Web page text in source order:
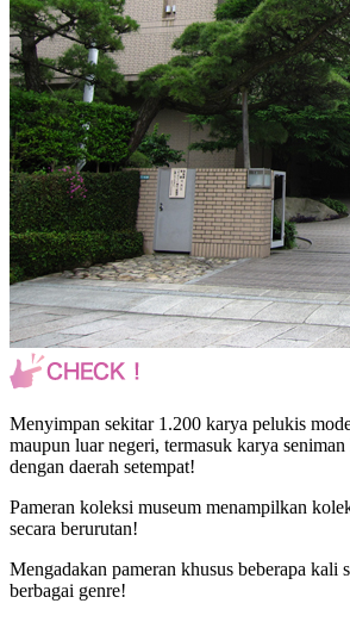
Menyimpan sekitar 1.200 karya pelukis
maupun luar negeri, termasuk karya
dengan daerah setempat!
Pameran koleksi museum menampilkan
secara berurutan!
Mengadakan pameran khusus beberapa kali
berbagai genre!